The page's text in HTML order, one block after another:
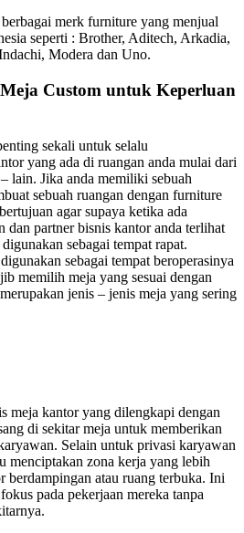
merk furniture yang menjual
seperti : Brother, Aditech, Arkadia,
Modera dan Uno.
Custom untuk Keperluan
sekali untuk selalu
yang ada di ruangan anda mulai dari
lain. Jika anda memiliki sebuah
sebuah ruangan dengan furniture
agar supaya ketika ada
dan partner bisnis kantor anda terlihat
sebagai tempat rapat.
sebagai tempat beroperasinya
memilih meja yang sesuai dengan
jenis – jenis meja yang sering
meja kantor yang dilengkapi dengan
di sekitar meja untuk memberikan
Selain untuk privasi karyawan
menciptakan zona kerja yang lebih
atau ruang terbuka. Ini
pada pekerjaan mereka tanpa